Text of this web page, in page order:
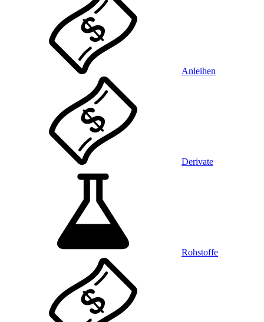
Anleihen
Derivate
Rohstoffe